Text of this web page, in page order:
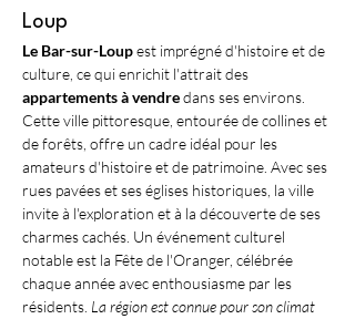
Loup
Le Bar-sur-Loup est imprégné d'histoire et de
culture, ce qui enrichit l'attrait des
appartements à vendre dans ses environs.
Cette ville pittoresque, entourée de collines et
de forêts, offre un cadre idéal pour les
amateurs d'histoire et de patrimoine. Avec ses
rues pavées et ses églises historiques, la ville
invite à l'exploration et à la découverte de ses
charmes cachés. Un événement culturel
notable est la Fête de l'Oranger, célébrée
chaque année avec enthousiasme par les
résidents. La région est connue pour son climat